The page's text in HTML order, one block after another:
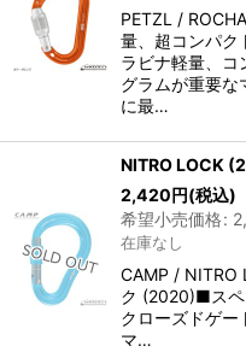
PETZL /
量、超コンパク
ラビナ軽量、コ
グラムが重要な
に最…
NITRO LOCK
2,420円(税込)
希望小売価格:
在庫なし
CAMP / NITRO
ク (2020)■ス
クローズドゲー
マ…